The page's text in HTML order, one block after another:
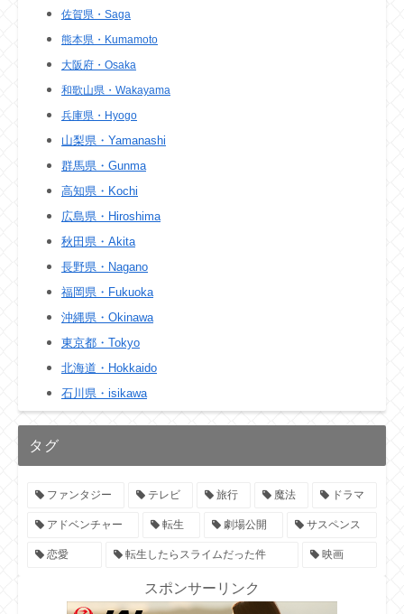
佐賀県・Saga
熊本県・Kumamoto
大阪府・Osaka
和歌山県・Wakayama
兵庫県・Hyogo
山梨県・Yamanashi
群馬県・Gunma
高知県・Kochi
広島県・Hiroshima
秋田県・Akita
長野県・Nagano
福岡県・Fukuoka
沖縄県・Okinawa
東京都・Tokyo
北海道・Hokkaido
石川県・isikawa
タグ
ファンタジー テレビ 旅行 魔法 ドラマ
アドベンチャー 転生 劇場公開 サスペンス
恋愛 転生したらスライムだった件 映画
スポンサーリンク